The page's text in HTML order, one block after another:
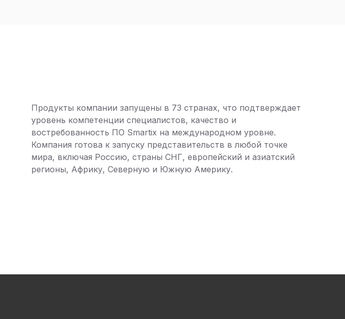
Продукты компании запущены в 73 странах, что подтверждает
уровень компетенции специалистов, качество и
востребованность ПО Smartix на международном уровне.
Компания готова к запуску представительств в любой точке
мира, включая Россию, страны СНГ, европейский и азиатский
регионы, Африку, Северную и Южную Америку.